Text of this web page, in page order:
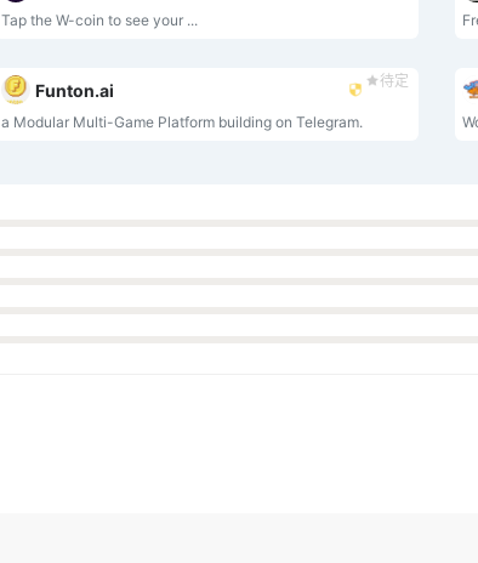
Tap the W-coin to see your ...
待定
Funton.ai
a Modular Multi-Game Platform building on Telegram.